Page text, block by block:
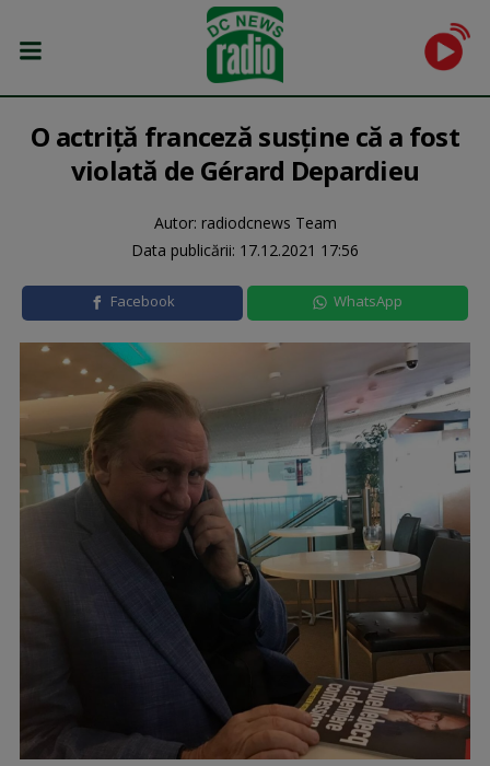
O actriţă franceză susţine că a fost
violată de Gérard Depardieu
Autor: radiodcnews Team
Data publicării: 17.12.2021 17:56
Facebook WhatsApp